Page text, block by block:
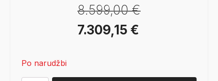
8.599,00€
Izvorna
7.309,15 €
Po narudžbi